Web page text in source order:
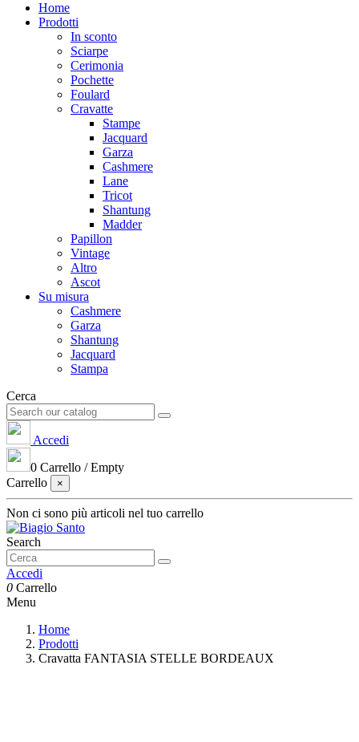
Home
Prodotti
In sconto
Sciarpe
Cerimonia
Pochette
Foulard
Cravatte
Stampe
Jacquard
Garza
Cashmere
Lane
Tricot
Shantung
Madder
Papillon
Vintage
Altro
Ascot
Su misura
Cashmere
Garza
Shantung
Jacquard
Stampa
Cerca
Accedi
0 Carrello /Empty
Carrello
×
Non ci sono più articoli nel tuo carrello
Search
Accedi
0 Carrello
Menu
Home
Prodotti
Cravatta FANTASIA STELLE BORDEAUX